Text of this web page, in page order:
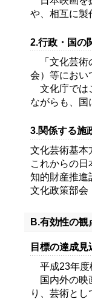
や、相互に製
2.行政・国の
「文化芸術
会）等におい
文化庁では
ながらも、国
3.関係する施
文化芸術基本
これからの日
知的財産推
文化政策部
B.有効性の観
目標の達成見
平成23年度
国内外の映
り、芸術と